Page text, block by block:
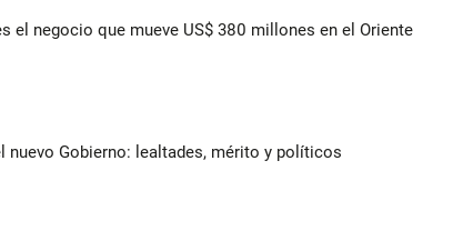
el negocio que mueve US$ 380 millones en el Oriente
nuevo Gobierno: lealtades, mérito y políticos